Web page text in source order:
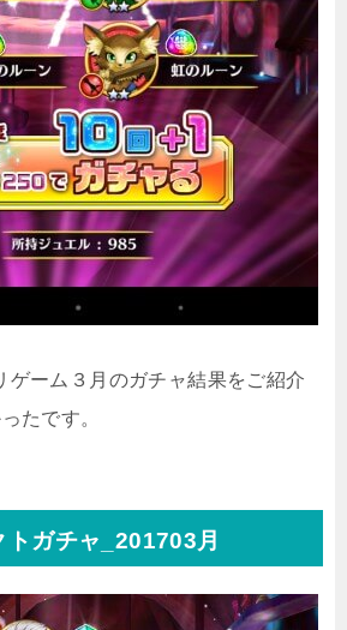
ゲーム３月のガチャ結果をご紹介
たです。
トガチャ_201703月